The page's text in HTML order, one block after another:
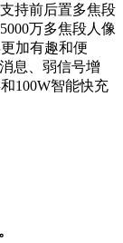
持前后置多焦段
万多焦段人像
加有趣和便
息、弱信号增
100W智能快充